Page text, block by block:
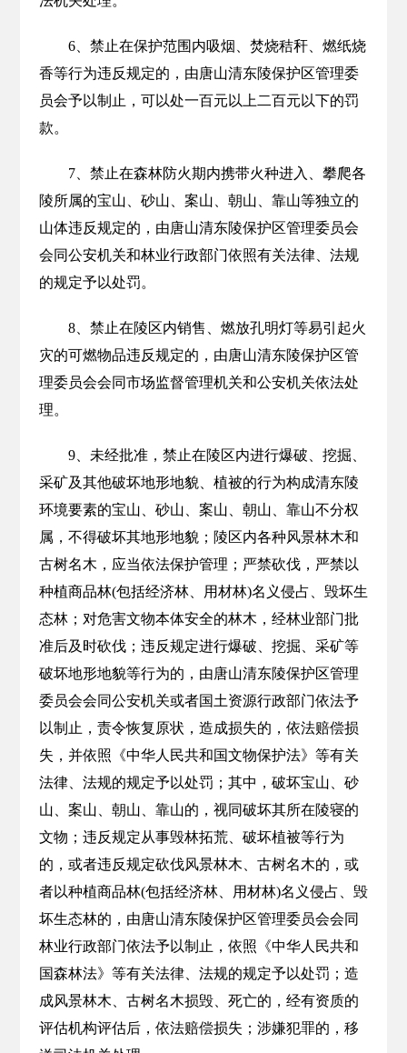
6、禁止在保护范围内吸烟、焚烧秸秆、燃纸烧
香等行为违反规定的，由唐山清东陵保护区管理委
员会予以制止，可以处一百元以上二百元以下的罚
款。
7、禁止在森林防火期内携带火种进入、攀爬各
陵所属的宝山、砂山、案山、朝山、靠山等独立的
山体违反规定的，由唐山清东陵保护区管理委员会
会同公安机关和林业行政部门依照有关法律、法规
的规定予以处罚。
8、禁止在陵区内销售、燃放孔明灯等易引起火
灾的可燃物品违反规定的，由唐山清东陵保护区管
理委员会会同市场监督管理机关和公安机关依法处
理。
9、未经批准，禁止在陵区内进行爆破、挖掘、
采矿及其他破坏地形地貌、植被的行为构成清东陵
环境要素的宝山、砂山、案山、朝山、靠山不分权
属，不得破坏其地形地貌；陵区内各种风景林木和
古树名木，应当依法保护管理；严禁砍伐，严禁以
种植商品林(包括经济林、用材林)名义侵占、毁坏生
态林；对危害文物本体安全的林木，经林业部门批
准后及时砍伐；违反规定进行爆破、挖掘、采矿等
破坏地形地貌等行为的，由唐山清东陵保护区管理
委员会会同公安机关或者国土资源行政部门依法予
以制止，责令恢复原状，造成损失的，依法赔偿损
失，并依照《中华人民共和国文物保护法》等有关
法律、法规的规定予以处罚；其中，破坏宝山、砂
山、案山、朝山、靠山的，视同破坏其所在陵寝的
文物；违反规定从事毁林拓荒、破坏植被等行为
的，或者违反规定砍伐风景林木、古树名木的，或
者以种植商品林(包括经济林、用材林)名义侵占、毁
坏生态林的，由唐山清东陵保护区管理委员会会同
林业行政部门依法予以制止，依照《中华人民共和
国森林法》等有关法律、法规的规定予以处罚；造
成风景林木、古树名木损毁、死亡的，经有资质的
评估机构评估后，依法赔偿损失；涉嫌犯罪的，移